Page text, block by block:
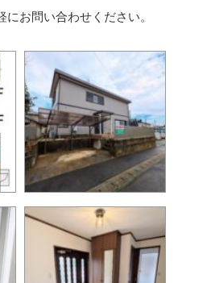
お問い合わせください。